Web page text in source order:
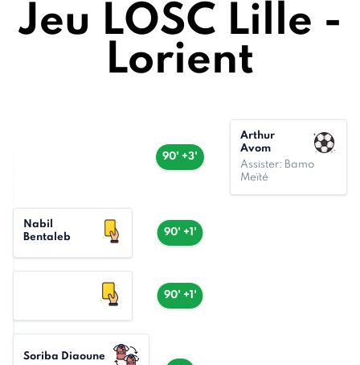
Jeu LOSC Lille -
Lorient
90' +3'
Arthur
Avom
Assister: Bamo
Meïté
90' +1'
Nabil
Bentaleb
90' +1'
Soriba Diaoune